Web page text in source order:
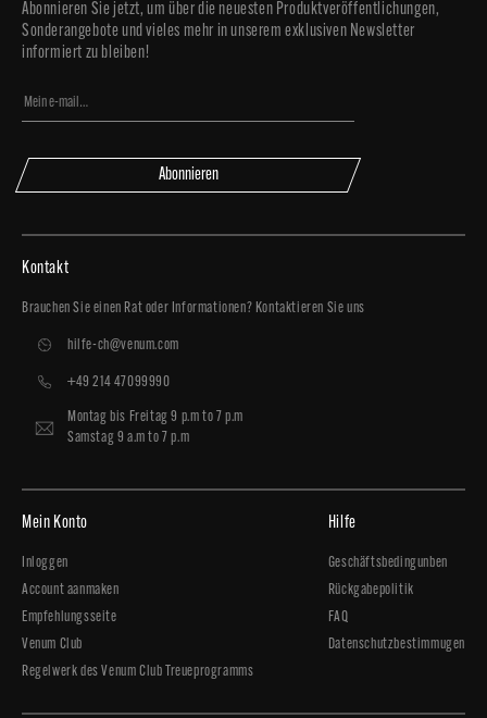
Abonnieren Sie jetzt, um über die neuesten Produktveröffentlichungen,
Sonderangebote und vieles mehr in unserem exklusiven Newsletter
informiert zu bleiben!
Abonnieren
Kontakt
Brauchen Sie einen Rat oder Informationen? Kontaktieren Sie uns
hilfe-ch@venum.com
+49 214 47099990
Montag bis Freitag 9 p.m to 7 p.m
Samstag 9 a.m to 7 p.m
Mein Konto
Inloggen
Account aanmaken
Empfehlungsseite
Venum Club
Regelwerk des Venum Club Treueprogramms
Hilfe
Geschäftsbedingunben
Rückgabepolitik
FAQ
Datenschutzbestimmugen